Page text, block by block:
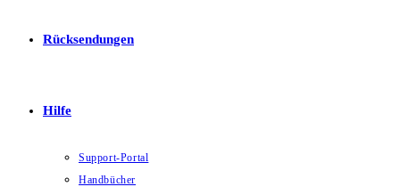
Rücksendungen
Hilfe
Support-Portal
Handbücher